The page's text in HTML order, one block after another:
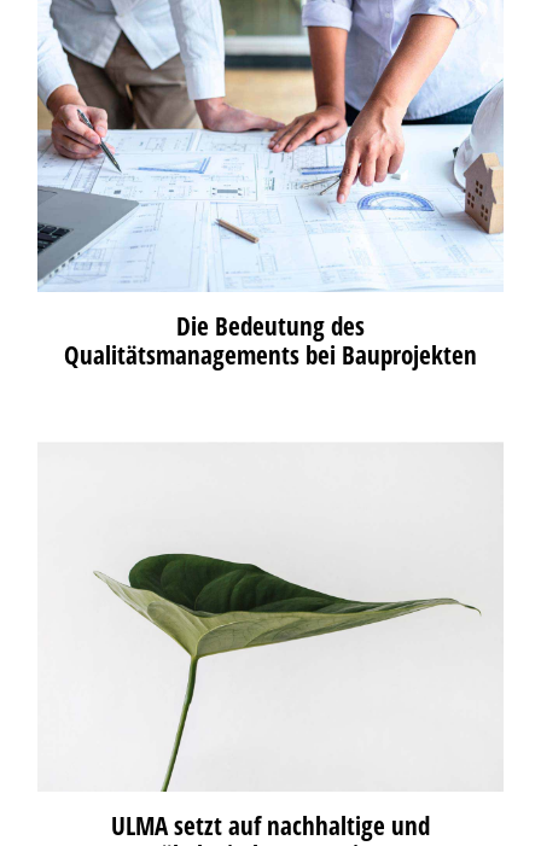
Die Bedeutung des
Qualitätsmanagements bei Bauprojekten
ULMA setzt auf nachhaltige und